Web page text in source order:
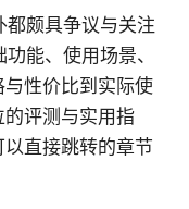
颇具争议与关注
能、使用场景、
性价比到实际使
评测与实用指
直接跳转的章节